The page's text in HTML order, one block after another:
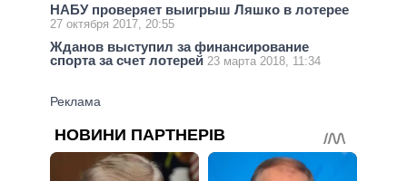
НАБУ проверяет выигрыш Ляшко в лотерее
27 октября 2017, 20:55
Жданов выступил за финансирование
спорта за счет лотерей 23 марта 2018, 11:34